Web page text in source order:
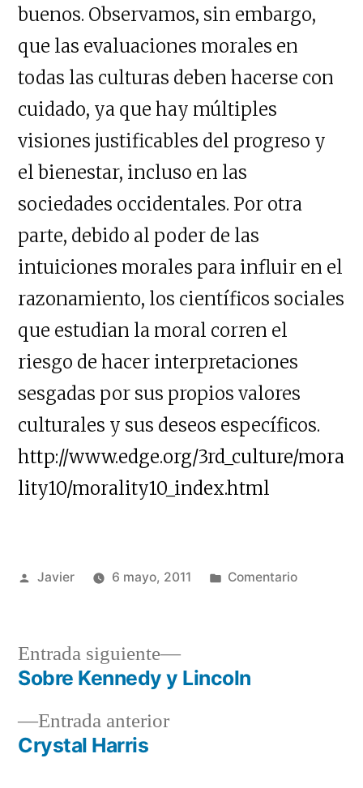
buenos. Observamos, sin embargo,
que las evaluaciones morales en
todas las culturas deben hacerse con
cuidado, ya que hay múltiples
visiones justificables del progreso y
el bienestar, incluso en las
sociedades occidentales. Por otra
parte, debido al poder de las
intuiciones morales para influir en el
razonamiento, los científicos sociales
que estudian la moral corren el
riesgo de hacer interpretaciones
sesgadas por sus propios valores
culturales y sus deseos específicos.
http://www.edge.org/3rd_culture/mora
lity10/morality10_index.html
Publicado
Javier 6 mayo, 2011
Publicado
Comentario
Navegación
de
entradas
Entrada anteriorEntrada
Crystal Harris
Entrada siguiente
Entrada
siguiente:
Sobre Kennedy y Lincoln